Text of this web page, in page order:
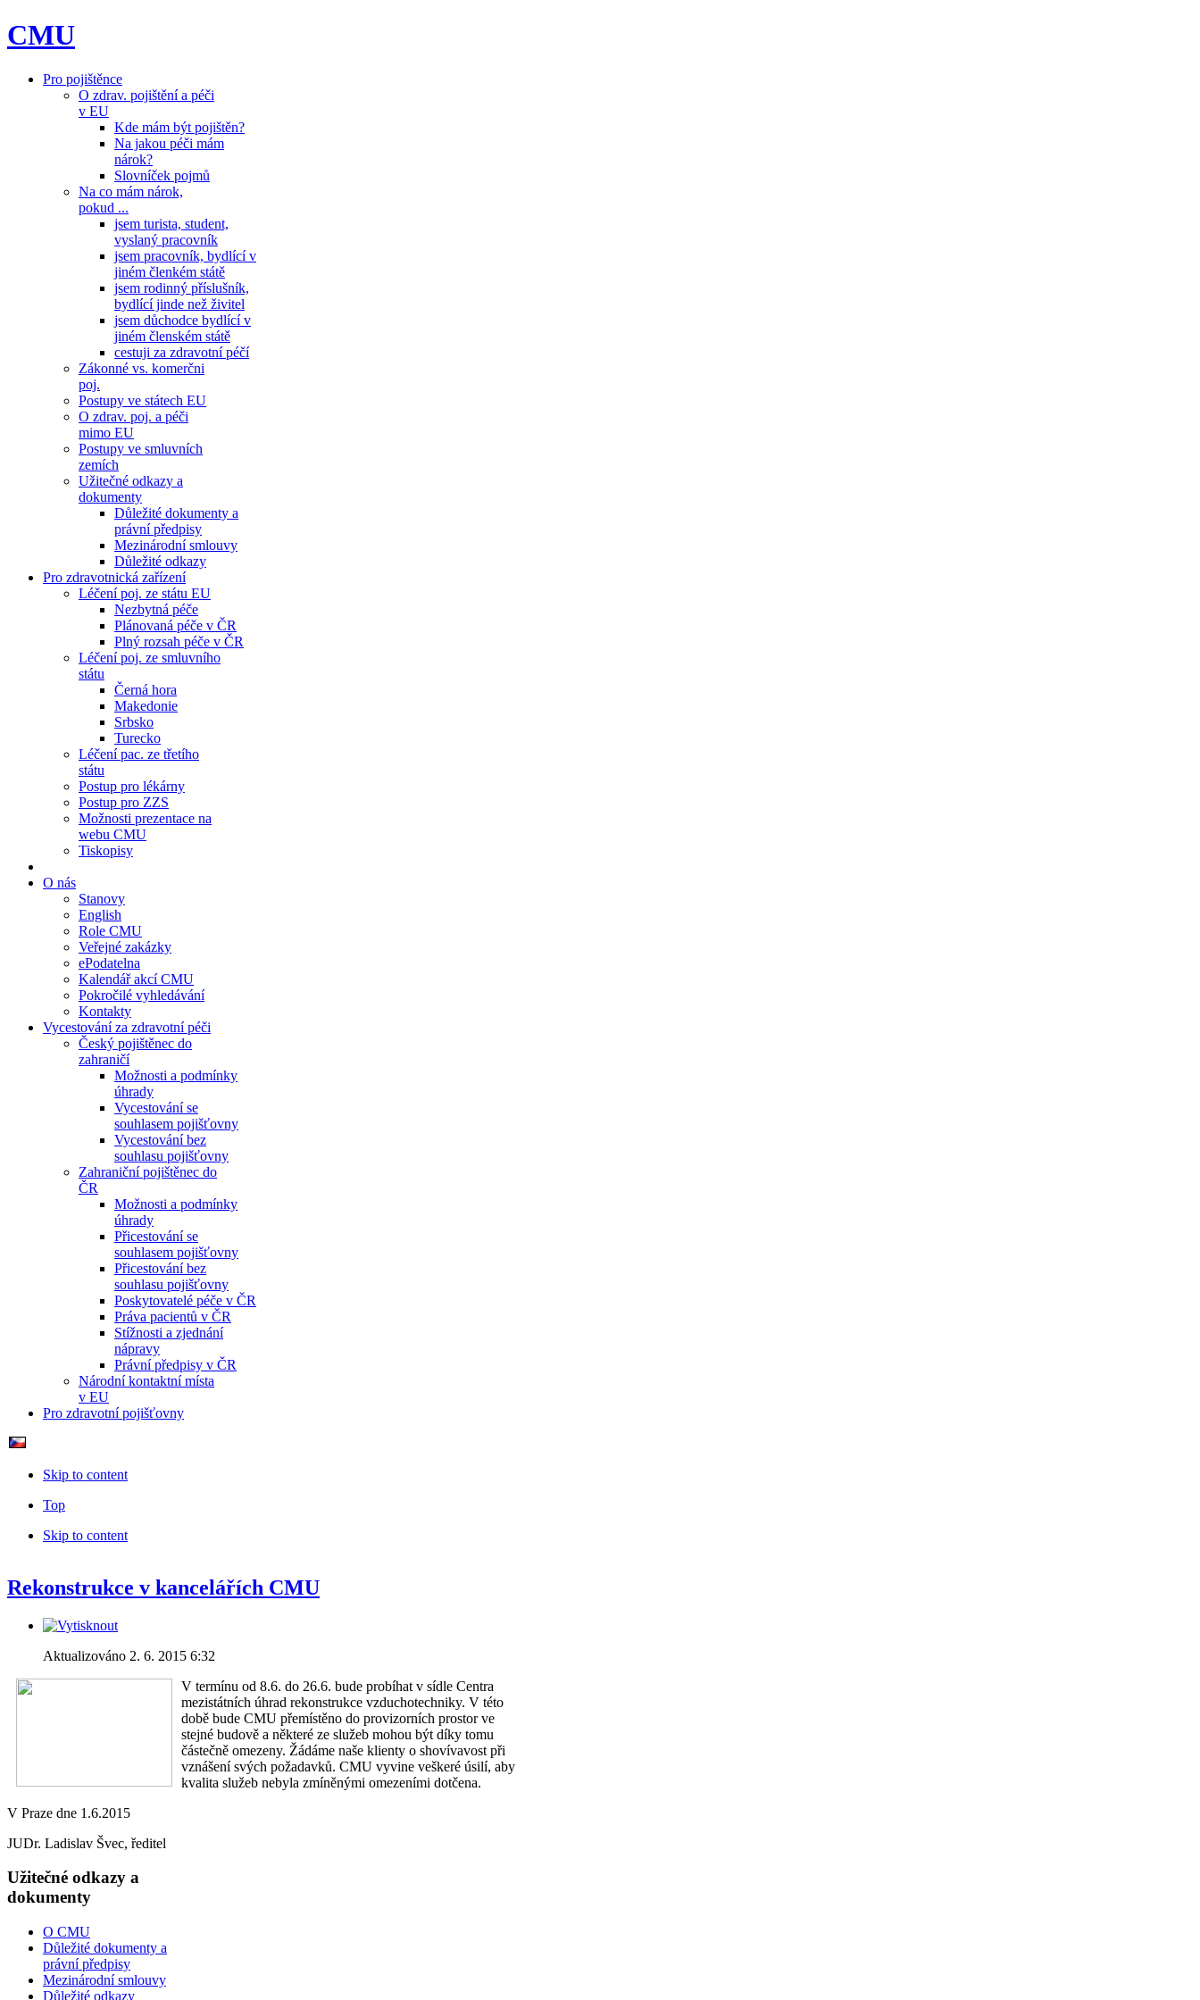
CMU
Pro pojištěnce
O zdrav. pojištění a péči
v EU
Kde mám být pojištěn?
Na jakou péči mám
nárok?
Slovníček pojmů
Na co mám nárok,
pokud ...
jsem turista, student,
vyslaný pracovník
jsem pracovník, bydlící v
jiném členkém státě
jsem rodinný příslušník,
bydlící jinde než živitel
jsem důchodce bydlící v
jiném členském státě
cestuji za zdravotní péčí
Zákonné vs. komerčni
poj.
Postupy ve státech EU
O zdrav. poj. a péči
mimo EU
Postupy ve smluvních
zemích
Užitečné odkazy a
dokumenty
Důležité dokumenty a
právní předpisy
Mezinárodní smlouvy
Důležité odkazy
Pro zdravotnická zařízení
Léčení poj. ze státu EU
Nezbytná péče
Plánovaná péče v ČR
Plný rozsah péče v ČR
Léčení poj. ze smluvního
státu
Černá hora
Makedonie
Srbsko
Turecko
Léčení pac. ze třetího
státu
Postup pro lékárny
Postup pro ZZS
Možnosti prezentace na
webu CMU
Tiskopisy
O nás
Stanovy
English
Role CMU
Veřejné zakázky
ePodatelna
Kalendář akcí CMU
Pokročilé vyhledávání
Kontakty
Vycestování za zdravotní péči
Český pojištěnec do
zahraničí
Možnosti a podmínky
úhrady
Vycestování se
souhlasem pojišťovny
Vycestování bez
souhlasu pojišťovny
Zahraniční pojištěnec do
ČR
Možnosti a podmínky
úhrady
Přicestování se
souhlasem pojišťovny
Přicestování bez
souhlasu pojišťovny
Poskytovatelé péče v ČR
Práva pacientů v ČR
Stížnosti a zjednání
nápravy
Právní předpisy v ČR
Národní kontaktní místa
v EU
Pro zdravotní pojišťovny
Skip to content
Top
Skip to content
Rekonstrukce v kancelářích CMU
Aktualizováno 2. 6. 2015 6:32
V termínu od 8.6. do 26.6. bude probíhat v sídle Centra
mezistátních úhrad rekonstrukce vzduchotechniky. V této
době bude CMU přemístěno do provizorních prostor ve
stejné budově a některé ze služeb mohou být díky tomu
částečně omezeny. Žádáme naše klienty o shovívavost při
vznášení svých požadavků. CMU vyvine veškeré úsilí, aby
kvalita služeb nebyla zmíněnými omezeními dotčena.
V Praze dne 1.6.2015
JUDr. Ladislav Švec, ředitel
Užitečné odkazy a
dokumenty
O CMU
Důležité dokumenty a
právní předpisy
Mezinárodní smlouvy
Důležité odkazy